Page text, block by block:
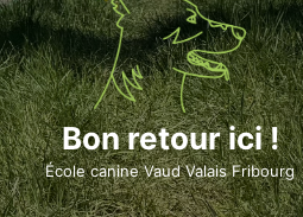
Bon retour ici !
École canine Vaud Valais Fribourg